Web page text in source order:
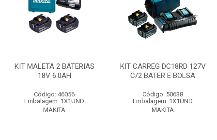
KIT MALETA 2 BATERIAS
18V 6.0AH
Código: 46056
Embalagem: 1X1UND
MAKITA
KIT CARREG DC18RD 127V
C/2 BATER E BOLSA
Código: 50638
Embalagem: 1X1UND
MAKITA